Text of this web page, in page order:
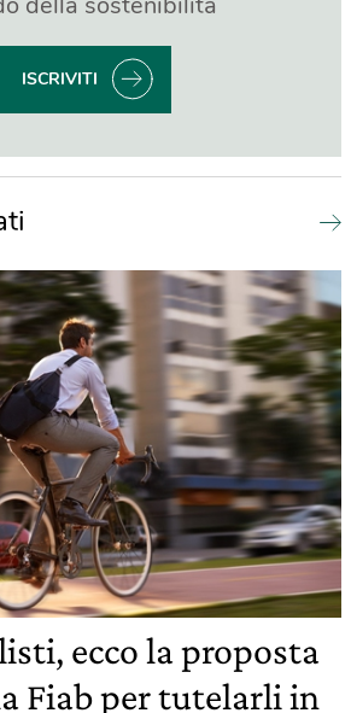
ISCRIVITI
ecco la proposta
Fiab per tutelarli in